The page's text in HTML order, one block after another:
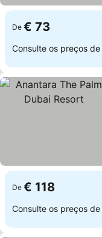
De € 73
Consulte os preços de
De € 118
Consulte os preços de